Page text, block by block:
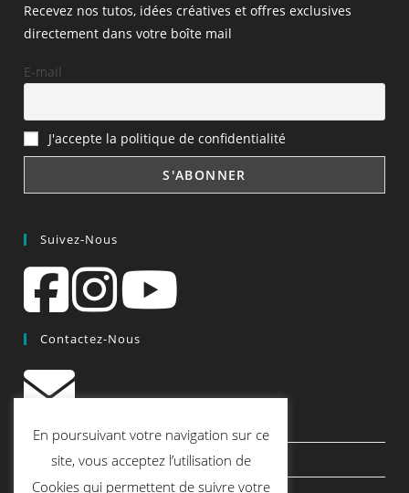
Recevez nos tutos, idées créatives et offres exclusives
directement dans votre boîte mail
E-mail
J'accepte la politique de confidentialité
Suivez-Nous
Contactez-Nous
contact@quiscrap.fr
Les Fiches Techniques et les Tutos
En poursuivant votre navigation sur ce
site, vous acceptez l’utilisation de
Cookies qui permettent de suivre votre